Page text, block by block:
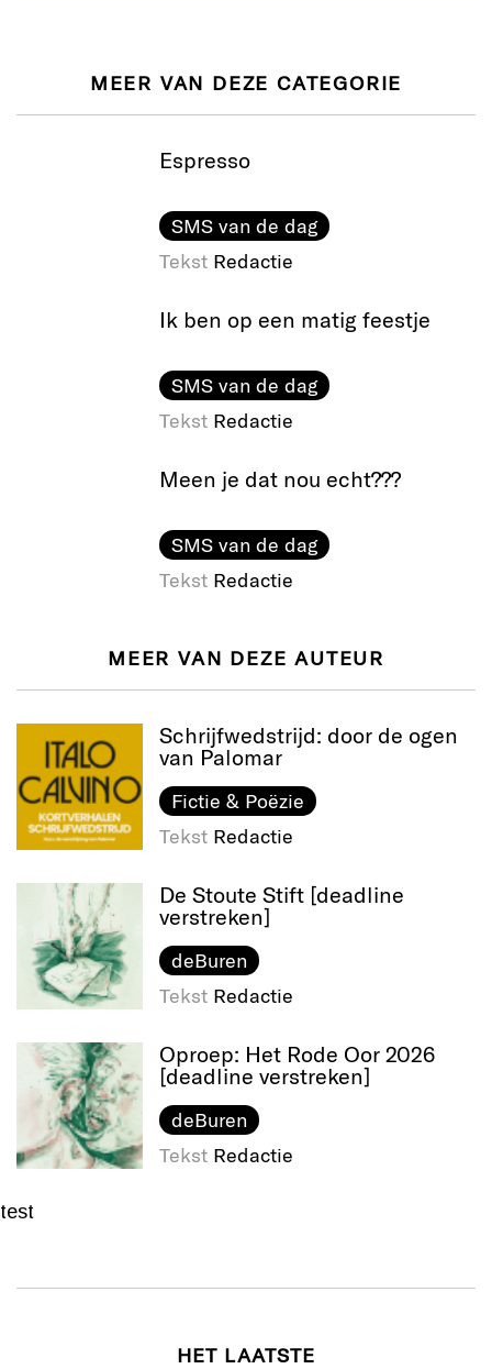
MEER VAN DEZE CATEGORIE
Espresso
SMS van de dag
Tekst Redactie
Ik ben op een matig feestje
SMS van de dag
Tekst Redactie
Meen je dat nou echt???
SMS van de dag
Tekst Redactie
MEER VAN DEZE AUTEUR
Schrijfwedstrijd: door de ogen
van Palomar
Fictie & Poëzie
Tekst Redactie
De Stoute Stift [deadline
verstreken]
deBuren
Tekst Redactie
Oproep: Het Rode Oor 2026
[deadline verstreken]
deBuren
Tekst Redactie
test
HET LAATSTE